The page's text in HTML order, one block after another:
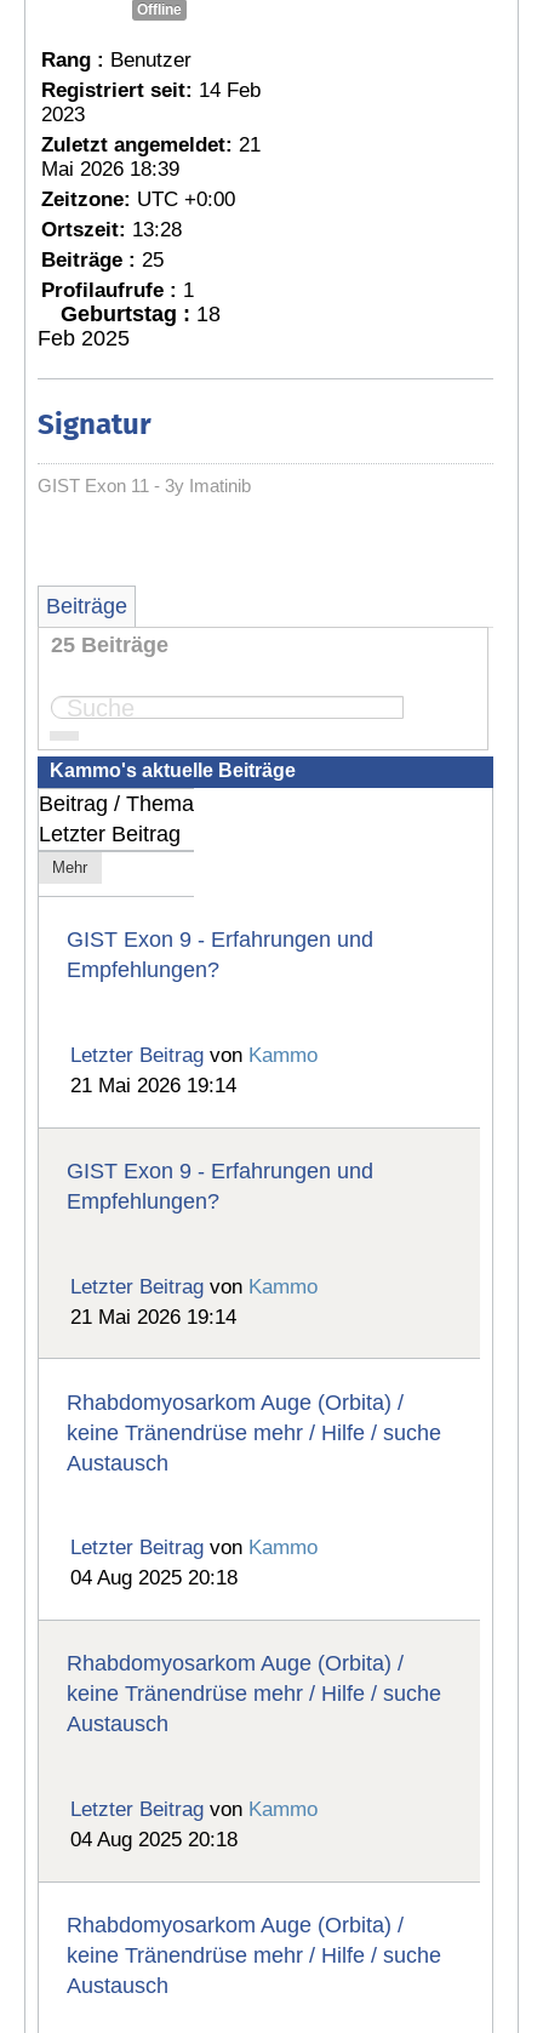
Offline
Rang : Benutzer
Registriert seit: 14 Feb
2023
Zuletzt angemeldet: 21
Mai 2026 18:39
Zeitzone: UTC +0:00
Ortszeit: 13:28
Beiträge : 25
Profilaufrufe : 1
Geburtstag : 18
Feb 2025
Signatur
GIST Exon 11 - 3y Imatinib
Beiträge
25 Beiträge
Seite:
Kammo's aktuelle Beiträge
Beitrag / Thema
Letzter Beitrag
Mehr
GIST Exon 9 - Erfahrungen und
Empfehlungen?
Letzter Beitrag von Kammo
21 Mai 2026 19:14
GIST Exon 9 - Erfahrungen und
Empfehlungen?
Letzter Beitrag von Kammo
21 Mai 2026 19:14
Rhabdomyosarkom Auge (Orbita) /
keine Tränendrüse mehr / Hilfe / suche
Austausch
Letzter Beitrag von Kammo
04 Aug 2025 20:18
Rhabdomyosarkom Auge (Orbita) /
keine Tränendrüse mehr / Hilfe / suche
Austausch
Letzter Beitrag von Kammo
04 Aug 2025 20:18
Rhabdomyosarkom Auge (Orbita) /
keine Tränendrüse mehr / Hilfe / suche
Austausch